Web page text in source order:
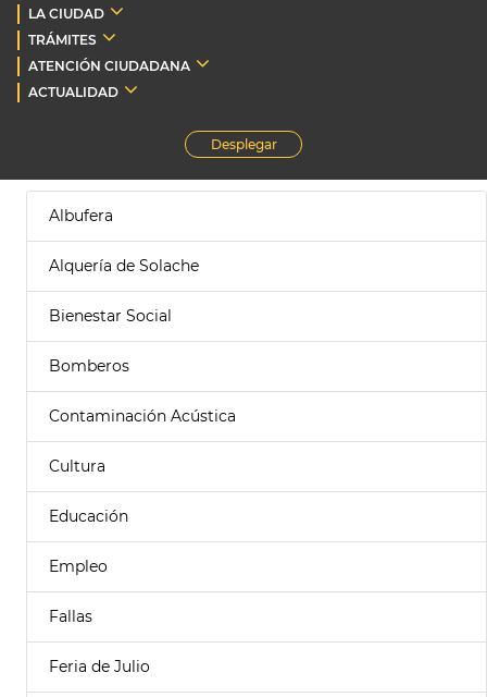
LA CIUDAD
TRÁMITES
ATENCIÓN CIUDADANA
ACTUALIDAD
Desplegar
Albufera
Alquería de Solache
Bienestar Social
Bomberos
Contaminación Acústica
Cultura
Educación
Empleo
Fallas
Feria de Julio